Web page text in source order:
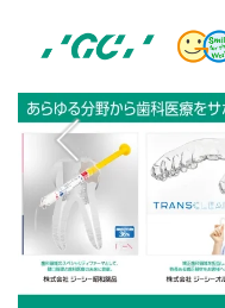
content
M